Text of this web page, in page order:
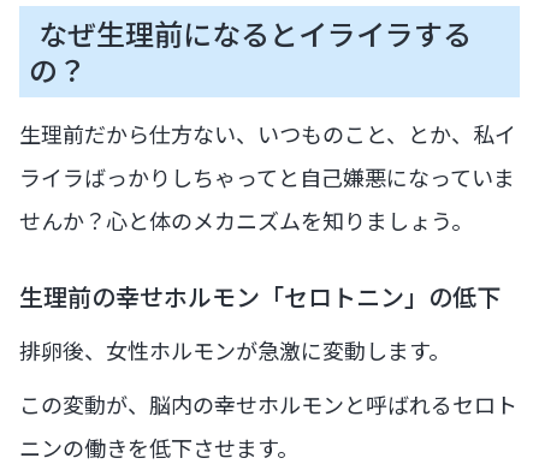
なぜ生理前になるとイライラする
の？
生理前だから仕方ない、いつものこと、とか、私イ
ライラばっかりしちゃってと自己嫌悪になっていま
せんか？心と体のメカニズムを知りましょう。
生理前の幸せホルモン「セロトニン」の低下
排卵後、女性ホルモンが急激に変動します。
この変動が、脳内の幸せホルモンと呼ばれるセロト
ニンの働きを低下させます。